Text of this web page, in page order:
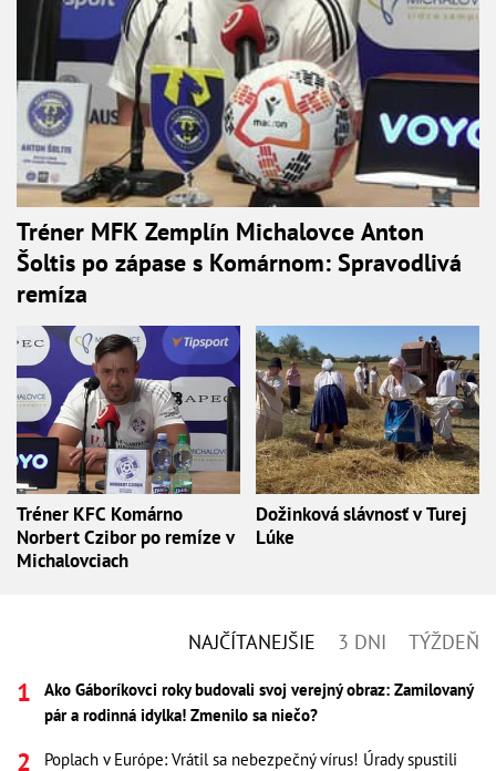
Tréner MFK Zemplín Michalovce Anton
Šoltis po zápase s Komárnom: Spravodlivá
remíza
Tréner KFC Komárno
Norbert Czibor po remíze v
Michalovciach
Dožinková slávnosť v Turej
Lúke
NAJČÍTANEJŠIE 3 DNI TÝŽDEŇ
Ako Gáboríkovci roky budovali svoj verejný obraz: Zamilovaný
pár a rodinná idylka! Zmenilo sa niečo?
Poplach v Európe: Vrátil sa nebezpečný vírus! Úrady spustili